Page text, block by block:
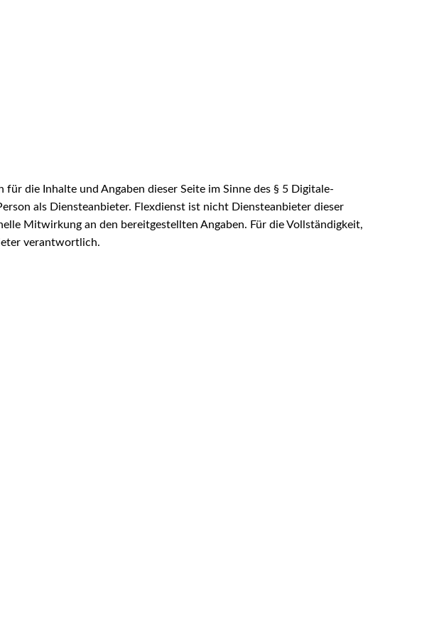
die Inhalte und Angaben dieser Seite im Sinne des § 5 Digitale-
als Diensteanbieter. Flexdienst ist nicht Diensteanbieter dieser
Mitwirkung an den bereitgestellten Angaben. Für die Vollständigkeit,
verantwortlich.